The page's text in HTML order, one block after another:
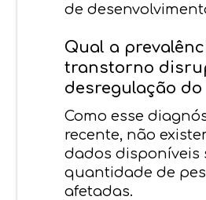
de
Qual a
transtorno
desregulação
Como esse
recente, não
dados disponíveis
quantidade de
afetadas.